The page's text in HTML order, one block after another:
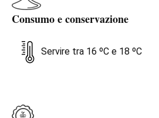
Consumo e conservazione
Servire tra 16 ºC e 18 ºC